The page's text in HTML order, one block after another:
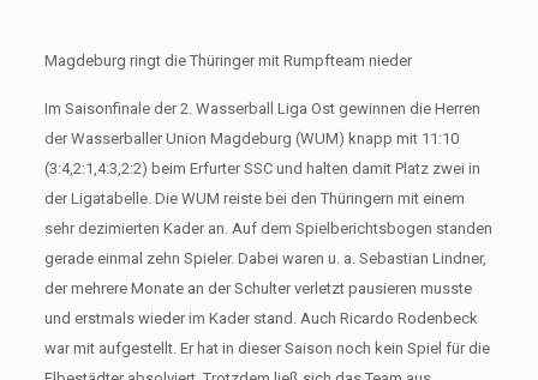
Magdeburg ringt die Thüringer mit Rumpfteam nieder
Im Saisonfinale der 2. Wasserball Liga Ost gewinnen die Herren
der Wasserballer Union Magdeburg (WUM) knapp mit 11:10
(3:4,2:1,4:3,2:2) beim Erfurter SSC und halten damit Platz zwei in
der Ligatabelle. Die WUM reiste bei den Thüringern mit einem
sehr dezimierten Kader an. Auf dem Spielberichtsbogen standen
gerade einmal zehn Spieler. Dabei waren u. a. Sebastian Lindner,
der mehrere Monate an der Schulter verletzt pausieren musste
und erstmals wieder im Kader stand. Auch Ricardo Rodenbeck
war mit aufgestellt. Er hat in dieser Saison noch kein Spiel für die